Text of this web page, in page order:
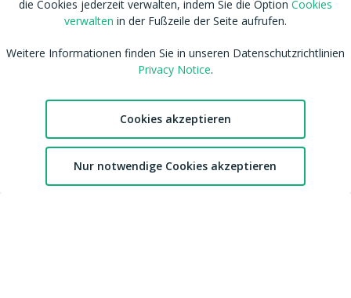
Favoriten
Tags
Sitemap
Download MDH Chat App
Datenschutzhinweis
Cookies verwalten
CSAM Policy
NCC Policy
EU DSA
Leitlinien zu unserem Empfehlungssystem
Accessibility
die Cookies jederzeit verwalten, indem Sie die Option Cookies
verwalten in der Fußzeile der Seite aufrufen.
Weitere Informationen finden Sie in unseren Datenschutzrichtlinien
Privacy Notice.
Cookies akzeptieren
Nur notwendige Cookies akzeptieren